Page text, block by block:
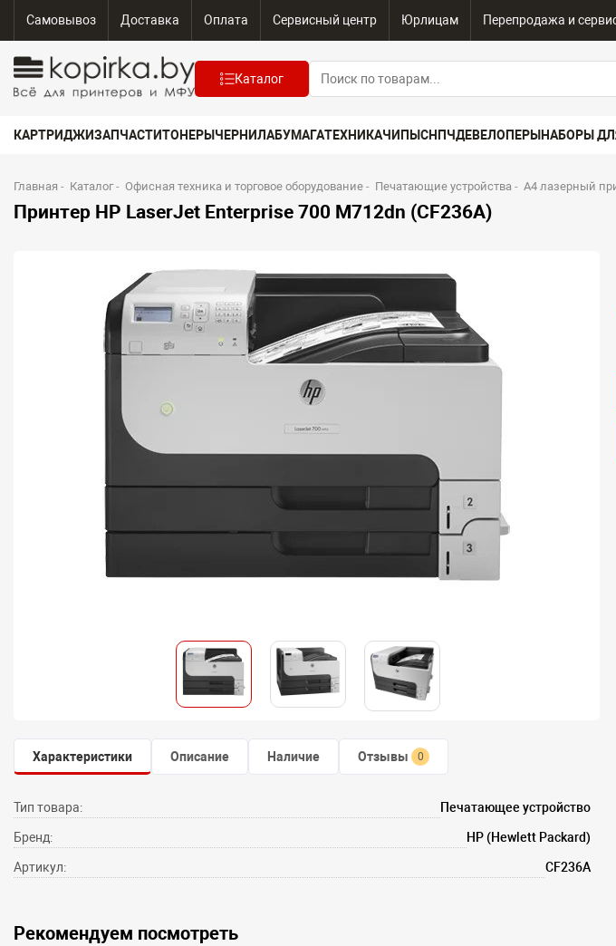
Самовывоз Доставка Оплата Сервисный центр Юрлицам Перепродажа и
Каталог
КАРТРИДЖИЗАПЧАСТИТОНЕРЫ ЧЕРНИЛАБУМАГАТЕХНИКАЧИПЫСНПЧДЕВЕЛОПЕРЫ НАБОРЫ
Главная - Каталог - Офисная техника и торговое оборудование - Печатающие устройства - A4 лазерный
Принтер HP LaserJet Enterprise 700 M712dn (CF236A)
Характеристики Описание Наличие Отзывы 0
Тип товара: Печатающее устройство
Бренд: HP (Hewlett Packard)
Артикул: CF236A
Рекомендуем посмотреть